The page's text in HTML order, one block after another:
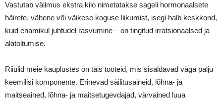
Vastutab välimus ekstra kilo nimetatakse sageli hormonaalsete
häirete, vähene või väikese koguse liikumist, isegi halb keskkond,
kuid enamikul juhtudel rasvumine – on tingitud irratsionaalsed ja
alatoitumise.
Riiulid meie kauplustes on täis tooteid, mis sisaldavad väga palju
keemilisi komponente. Erinevad säilitusaineid, lõhna- ja
maitseained, lõhna- ja maitsetugevdajad, värvained luua